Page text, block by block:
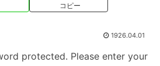
コピー
1926.04.01
protected. Please enter your